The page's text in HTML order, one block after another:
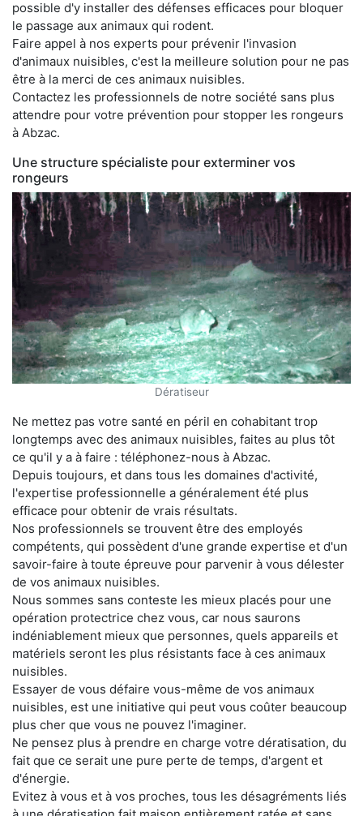
possible d'y installer des défenses efficaces pour bloquer
le passage aux animaux qui rodent.
Faire appel à nos experts pour prévenir l'invasion
d'animaux nuisibles, c'est la meilleure solution pour ne pas
être à la merci de ces animaux nuisibles.
Contactez les professionnels de notre société sans plus
attendre pour votre prévention pour stopper les rongeurs
à Abzac.
Une structure spécialiste pour exterminer vos
rongeurs
Dératiseur
Ne mettez pas votre santé en péril en cohabitant trop
longtemps avec des animaux nuisibles, faites au plus tôt
ce qu'il y a à faire : téléphonez-nous à Abzac.
Depuis toujours, et dans tous les domaines d'activité,
l'expertise professionnelle a généralement été plus
efficace pour obtenir de vrais résultats.
Nos professionnels se trouvent être des employés
compétents, qui possèdent d'une grande expertise et d'un
savoir-faire à toute épreuve pour parvenir à vous délester
de vos animaux nuisibles.
Nous sommes sans conteste les mieux placés pour une
opération protectrice chez vous, car nous saurons
indéniablement mieux que personnes, quels appareils et
matériels seront les plus résistants face à ces animaux
nuisibles.
Essayer de vous défaire vous-même de vos animaux
nuisibles, est une initiative qui peut vous coûter beaucoup
plus cher que vous ne pouvez l'imaginer.
Ne pensez plus à prendre en charge votre dératisation, du
fait que ce serait une pure perte de temps, d'argent et
d'énergie.
Evitez à vous et à vos proches, tous les désagréments liés